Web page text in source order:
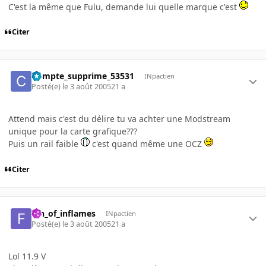
C'est la même que Fulu, demande lui quelle marque c'est
Citer
Compte_supprime_53531 INpactien
Posté(e) le 3 août 200521 a
Attend mais c'est du délire tu va achter une Modstream
unique pour la carte grafique???
Puis un rail faible
c'est quand même une OCZ
Citer
fan_of_inflames INpactien
Posté(e) le 3 août 200521 a
Lol 11.9 V